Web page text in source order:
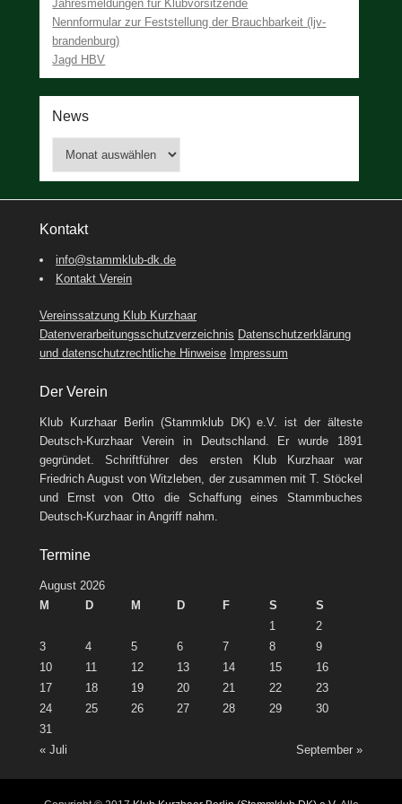
Jahresmeldungen für Klubvorsitzende
Nennformular zur Feststellung der Brauchbarkeit (ljv-
brandenburg)
Jagd HBV
News
Kontakt
info@stammklub-dk.de
Kontakt Verein
Vereinssatzung Klub Kurzhaar
Datenverarbeitungsschutzverzeichnis Datenschutzerklärung
und datenschutzrechtliche Hinweise Impressum
Der Verein
Klub Kurzhaar Berlin (Stammklub DK) e.V. ist der älteste
Deutsch-Kurzhaar Verein in Deutschland. Er wurde 1891
gegründet. Schriftführer des ersten Klub Kurzhaar war
Friedrich August von Witzleben, der zusammen mit T. Stöckel
und Ernst von Otto die Schaffung eines Stammbuches
Deutsch-Kurzhaar in Angriff nahm.
Termine
August 2026
M
D M D F S
S
1
2
3
4 5 6 7 8
9
10
11 12 13 14 15
16
17
18 19 20 21 22
23
24
25 26 27 28 29
30
31
« Juli
September »